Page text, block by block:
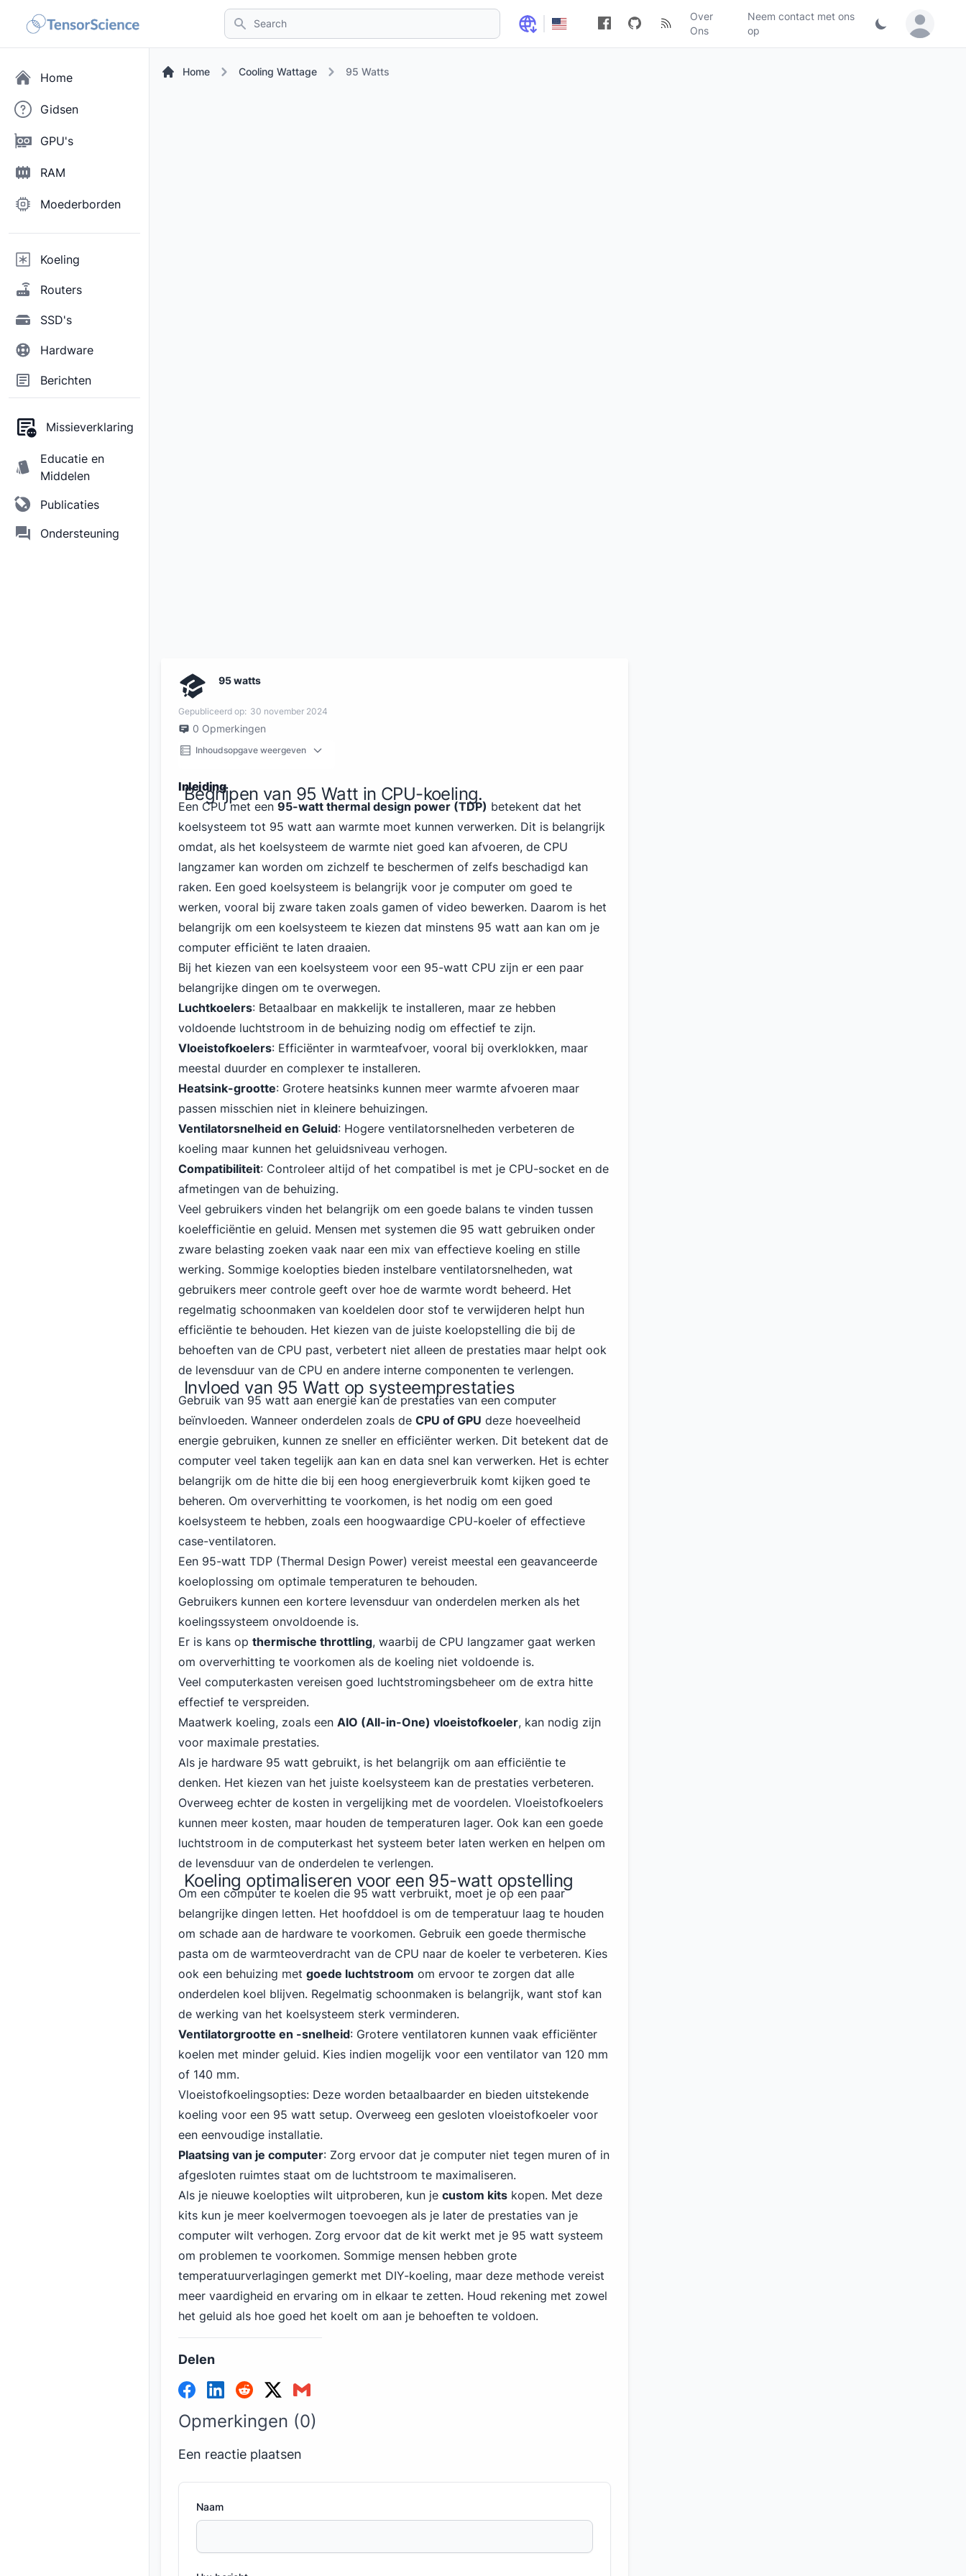
Search
Over
Ons
Neem contact met ons
op
Sign in /
Home
Gidsen
GPU's
RAM
Moederborden
Koeling
Routers
SSD's
Hardware
Berichten
Missieverklaring
Educatie en
Middelen
Publicaties
Ondersteuning
Home Cooling Wattage 95 Watts
95 watts
Gepubliceerd op: 30 november 2024
0 Opmerkingen
Inhoudsopgave weergeven
Inleiding
Begrijpen van 95 Watt in CPU-koeling.
Een CPU met een 95-watt thermal design power (TDP) betekent dat het
koelsysteem tot 95 watt aan warmte moet kunnen verwerken. Dit is belangrijk
omdat, als het koelsysteem de warmte niet goed kan afvoeren, de CPU
langzamer kan worden om zichzelf te beschermen of zelfs beschadigd kan
raken. Een goed koelsysteem is belangrijk voor je computer om goed te
werken, vooral bij zware taken zoals gamen of video bewerken. Daarom is het
belangrijk om een koelsysteem te kiezen dat minstens 95 watt aan kan om je
computer efficiënt te laten draaien.
Bij het kiezen van een koelsysteem voor een 95-watt CPU zijn er een paar
belangrijke dingen om te overwegen.
Luchtkoelers: Betaalbaar en makkelijk te installeren, maar ze hebben
voldoende luchtstroom in de behuizing nodig om effectief te zijn.
Vloeistofkoelers: Efficiënter in warmteafvoer, vooral bij overklokken, maar
meestal duurder en complexer te installeren.
Heatsink-grootte: Grotere heatsinks kunnen meer warmte afvoeren maar
passen misschien niet in kleinere behuizingen.
Ventilatorsnelheid en Geluid: Hogere ventilatorsnelheden verbeteren de
koeling maar kunnen het geluidsniveau verhogen.
Compatibiliteit: Controleer altijd of het compatibel is met je CPU-socket en de
afmetingen van de behuizing.
Veel gebruikers vinden het belangrijk om een goede balans te vinden tussen
koelefficiëntie en geluid. Mensen met systemen die 95 watt gebruiken onder
zware belasting zoeken vaak naar een mix van effectieve koeling en stille
werking. Sommige koelopties bieden instelbare ventilatorsnelheden, wat
gebruikers meer controle geeft over hoe de warmte wordt beheerd. Het
regelmatig schoonmaken van koeldelen door stof te verwijderen helpt hun
efficiëntie te behouden. Het kiezen van de juiste koelopstelling die bij de
behoeften van de CPU past, verbetert niet alleen de prestaties maar helpt ook
de levensduur van de CPU en andere interne componenten te verlengen.
Invloed van 95 Watt op systeemprestaties
Gebruik van 95 watt aan energie kan de prestaties van een computer
beïnvloeden. Wanneer onderdelen zoals de CPU of GPU deze hoeveelheid
energie gebruiken, kunnen ze sneller en efficiënter werken. Dit betekent dat de
computer veel taken tegelijk aan kan en data snel kan verwerken. Het is echter
belangrijk om de hitte die bij een hoog energieverbruik komt kijken goed te
beheren. Om oververhitting te voorkomen, is het nodig om een goed
koelsysteem te hebben, zoals een hoogwaardige CPU-koeler of effectieve
case-ventilatoren.
Een 95-watt TDP (Thermal Design Power) vereist meestal een geavanceerde
koeloplossing om optimale temperaturen te behouden.
Gebruikers kunnen een kortere levensduur van onderdelen merken als het
koelingssysteem onvoldoende is.
Er is kans op thermische throttling, waarbij de CPU langzamer gaat werken
om oververhitting te voorkomen als de koeling niet voldoende is.
Veel computerkasten vereisen goed luchtstromingsbeheer om de extra hitte
effectief te verspreiden.
Maatwerk koeling, zoals een AIO (All-in-One) vloeistofkoeler, kan nodig zijn
voor maximale prestaties.
Als je hardware 95 watt gebruikt, is het belangrijk om aan efficiëntie te
denken. Het kiezen van het juiste koelsysteem kan de prestaties verbeteren.
Overweeg echter de kosten in vergelijking met de voordelen. Vloeistofkoelers
kunnen meer kosten, maar houden de temperaturen lager. Ook kan een goede
luchtstroom in de computerkast het systeem beter laten werken en helpen om
de levensduur van de onderdelen te verlengen.
Koeling optimaliseren voor een 95-watt opstelling
Om een computer te koelen die 95 watt verbruikt, moet je op een paar
belangrijke dingen letten. Het hoofddoel is om de temperatuur laag te houden
om schade aan de hardware te voorkomen. Gebruik een goede thermische
pasta om de warmteoverdracht van de CPU naar de koeler te verbeteren. Kies
ook een behuizing met goede luchtstroom om ervoor te zorgen dat alle
onderdelen koel blijven. Regelmatig schoonmaken is belangrijk, want stof kan
de werking van het koelsysteem sterk verminderen.
Ventilatorgrootte en -snelheid: Grotere ventilatoren kunnen vaak efficiënter
koelen met minder geluid. Kies indien mogelijk voor een ventilator van 120 mm
of 140 mm.
Vloeistofkoelingsopties: Deze worden betaalbaarder en bieden uitstekende
koeling voor een 95 watt setup. Overweeg een gesloten vloeistofkoeler voor
een eenvoudige installatie.
Plaatsing van je computer: Zorg ervoor dat je computer niet tegen muren of in
afgesloten ruimtes staat om de luchtstroom te maximaliseren.
Als je nieuwe koelopties wilt uitproberen, kun je custom kits kopen. Met deze
kits kun je meer koelvermogen toevoegen als je later de prestaties van je
computer wilt verhogen. Zorg ervoor dat de kit werkt met je 95 watt systeem
om problemen te voorkomen. Sommige mensen hebben grote
temperatuurverlagingen gemerkt met DIY-koeling, maar deze methode vereist
meer vaardigheid en ervaring om in elkaar te zetten. Houd rekening met zowel
het geluid als hoe goed het koelt om aan je behoeften te voldoen.
Delen
Opmerkingen (0)
Een reactie plaatsen
Naam